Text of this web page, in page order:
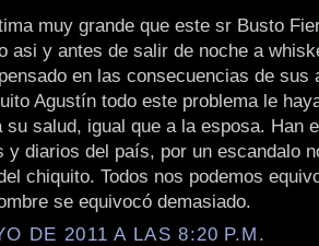
muy grande que este sr Busto
asi y antes de salir de noche a
en las consecuencias de sus
Agustín todo este problema le
su salud, igual que a la esposa. Han
y diarios del país, por un escandalo
chiquito. Todos nos podemos
se equivocó demasiado.
DE 2011 A LAS 8:20 P.M.